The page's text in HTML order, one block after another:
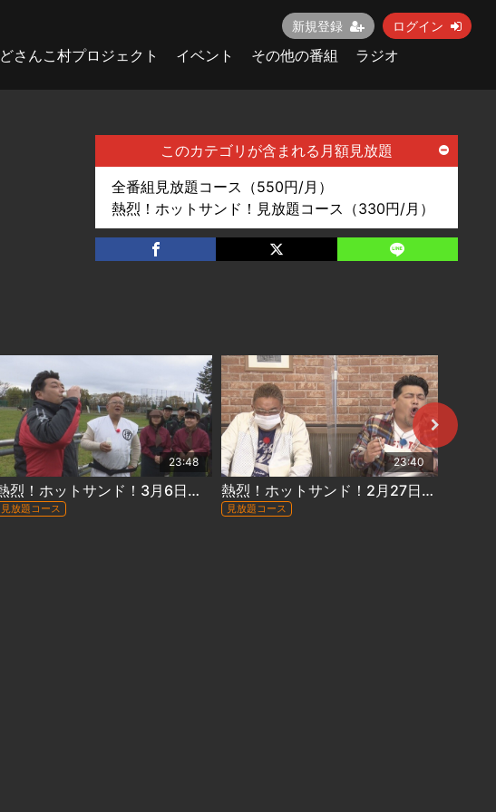
新規登録 ログイン
どさんこ村プロジェクト イベント その他の番組
ラジオ
このカテゴリが含まれる月額見放題
全番組見放題コース（550円/月）
熱烈！ホットサンド！見放題コース（330円/月）
23:48
熱烈！ホットサンド！3月6日放送 ＃339「帰ってきた！俺たちの部活動～美幌高校編」
見放題コース
23:40
熱烈！ホットサンド！2月27日放送 ＃338「ぴったんこカロリー２」
見放題コース